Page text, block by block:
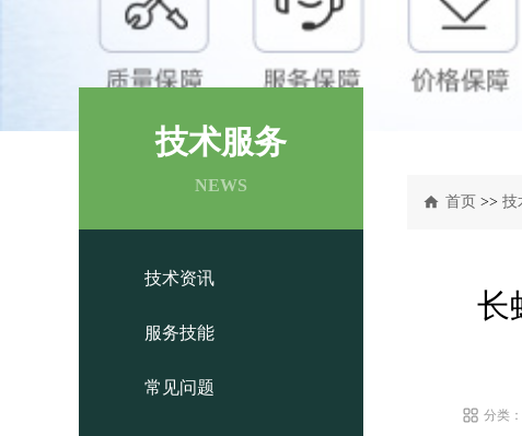
技术服务
NEWS
技术资讯
服务技能
常见问题
首页 >> 技
长
分类：